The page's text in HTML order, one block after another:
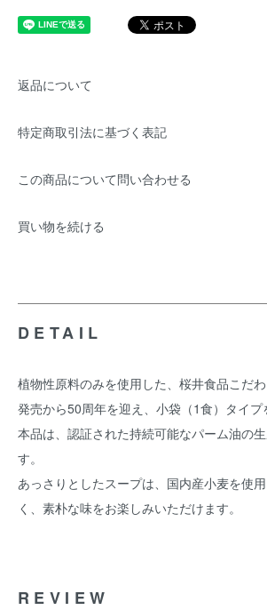
返品について
特定商取引法に基づく表記
この商品について問い合わせる
買い物を続ける
DETAIL
植物性原料のみを使用した、桜井食品こだわ
発売から50周年を迎え、小袋（1食）タイプ
本品は、認証された持続可能なパーム油の
す。
あっさりとしたスープは、国内産小麦を使
く、素朴な味をお楽しみいただけます。
REVIEW